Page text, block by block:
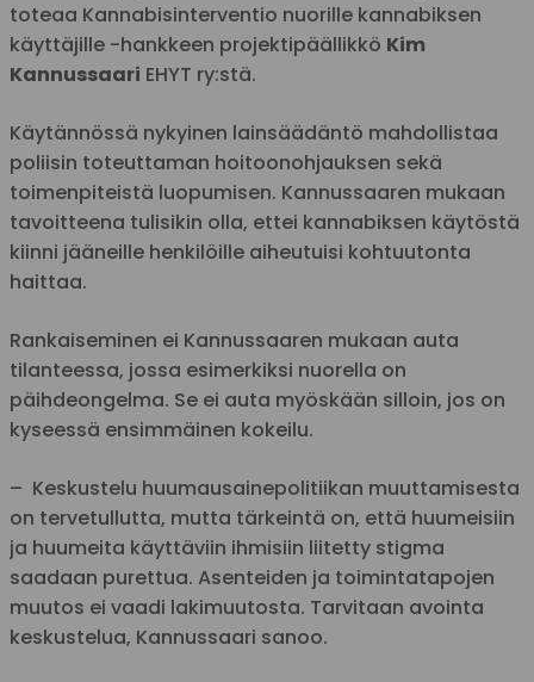
toteaa Kannabisinterventio nuorille kannabiksen
käyttäjille -hankkeen projektipäällikkö Kim
Kannussaari EHYT ry:stä.
Käytännössä nykyinen lainsäädäntö mahdollistaa
poliisin toteuttaman hoitoonohjauksen sekä
toimenpiteistä luopumisen. Kannussaaren mukaan
tavoitteena tulisikin olla, ettei kannabiksen käytöstä
kiinni jääneille henkilöille aiheutuisi kohtuutonta
haittaa.
Rankaiseminen ei Kannussaaren mukaan auta
tilanteessa, jossa esimerkiksi nuorella on
päihdeongelma. Se ei auta myöskään silloin, jos on
kyseessä ensimmäinen kokeilu.
– Keskustelu huumausainepolitiikan muuttamisesta
on tervetullutta, mutta tärkeintä on, että huumeisiin
ja huumeita käyttäviin ihmisiin liitetty stigma
saadaan purettua. Asenteiden ja toimintatapojen
muutos ei vaadi lakimuutosta. Tarvitaan avointa
keskustelua, Kannussaari sanoo.